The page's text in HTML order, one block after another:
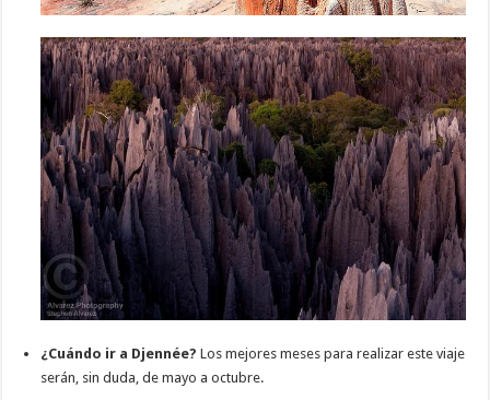
¿Cuándo ir a Djennée? Los mejores meses para realizar este viaje
serán, sin duda, de mayo a octubre.